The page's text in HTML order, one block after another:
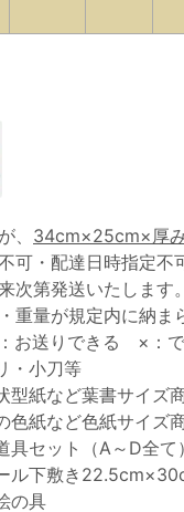
、 34cm×25cm×厚
可・配達日時指定不
次第発送いたします
重量が規定内に納ま
お送りできる ×：
・小刀等
型紙など葉書サイズ
紙など色紙サイズ
セット（A～D全て）
ル下敷き
の具